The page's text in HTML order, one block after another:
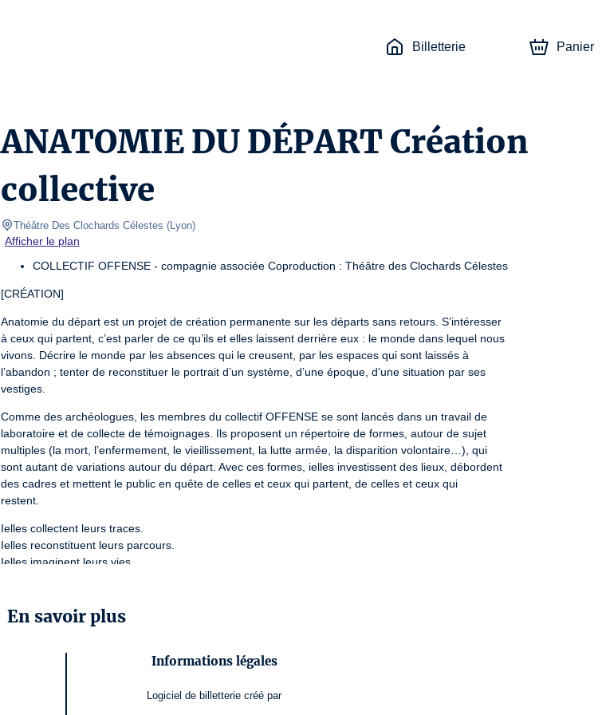
Billetterie Panier
ANATOMIE DU DÉPART Création
collective
Théâtre Des Clochards Célestes (Lyon)
Afficher le plan
COLLECTIF OFFENSE - compagnie associée Coproduction : Théâtre des Clochards Célestes
[CRÉATION]
Anatomie du départ est un projet de création permanente sur les départs sans retours. S’intéresser
à ceux qui partent, c’est parler de ce qu’ils et elles laissent derrière eux : le monde dans lequel nous
vivons. Décrire le monde par les absences qui le creusent, par les espaces qui sont laissés à
l’abandon ; tenter de reconstituer le portrait d’un système, d’une époque, d’une situation par ses
vestiges.
Comme des archéologues, les membres du collectif OFFENSE se sont lancés dans un travail de
laboratoire et de collecte de témoignages. Ils proposent un répertoire de formes, autour de sujet
multiples (la mort, l’enfermement, le vieillissement, la lutte armée, la disparition volontaire…), qui
sont autant de variations autour du départ. Avec ces formes, ielles investissent des lieux, débordent
des cadres et mettent le public en quête de celles et ceux qui partent, de celles et ceux qui
restent.
Ielles collectent leurs traces.
Ielles reconstituent leurs parcours.
Ielles imaginent leurs vies.
À partir de 13 ans.
DE ET AVEC : Etienne Boisson, Harold de Bourran, Clémence Da Silva, Rudy
En savoir plus
Informations légales
Logiciel de billetterie créé par